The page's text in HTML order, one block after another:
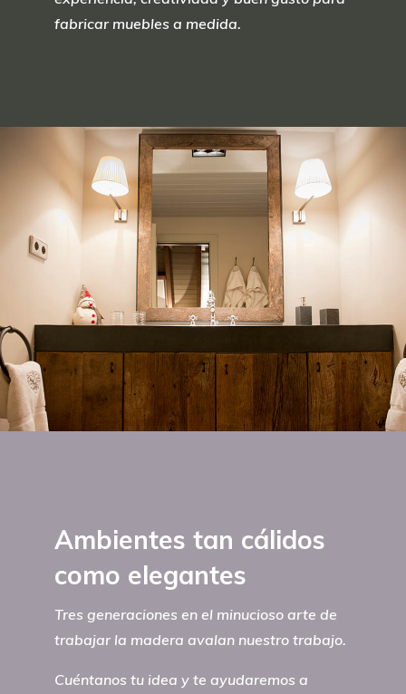
fabricar muebles a medida.
Ambientes tan cálidos
como elegantes
Tres generaciones en el minucioso arte de
trabajar la madera avalan nuestro trabajo.
Cuéntanos tu idea y te ayudaremos a